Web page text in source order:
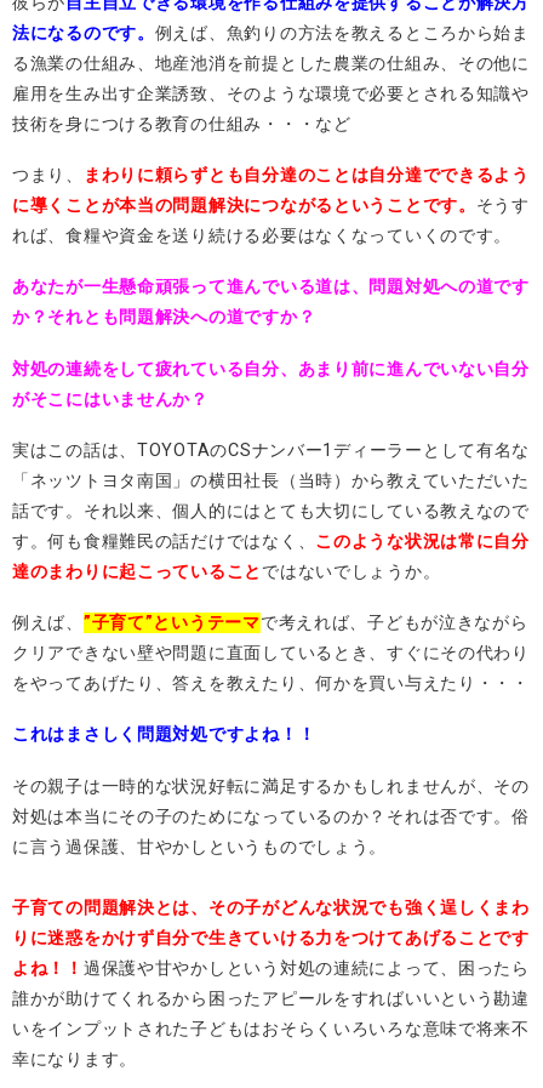
法になるのです。 例えば、魚釣りの方法を教えるところから始ま
る漁業の仕組み、地産池消を前提とした農業の仕組み、その他に
雇用を生み出す企業誘致、そのような環境で必要とされる知識や
技術を身につける教育の仕組み・・・など
つまり、
まわりに頼らずとも自分達のことは自分達でできるよう
に導くことが本当の問題解決につながるということです。 そうす
れば、食糧や資金を送り続ける必要はなくなっていくのです。
あなたが一生懸命頑張って進んでいる道は、問題対処への道です
か？それとも問題解決への道ですか？
対処の連続をして疲れている自分、あまり前に進んでいない自分
がそこにはいませんか？
実はこの話は、TOYOTAのCSナンバー1ディーラーとして有名な
「ネッツトヨタ南国」の横田社長（当時）から教えていただいた
話です。それ以来、個人的にはとても大切にしている教えなので
す。何も食糧難民の話だけではなく、 このような状況は常に自分
達のまわりに起こっていること ではないでしょうか。
例えば、 ”子育て”というテーマで考えれば、子どもが泣きながら
クリアできない壁や問題に直面しているとき、すぐにその代わり
をやってあげたり、答えを教えたり、何かを買い与えたり・・・
これはまさしく問題対処ですよね！！
その親子は一時的な状況好転に満足するかもしれませんが、その
対処は本当にその子のためになっているのか？それは否です。俗
に言う過保護、甘やかしというものでしょう。
子育ての問題解決とは、その子がどんな状況でも強く逞しくまわ
りに迷惑をかけず自分で生きていける力をつけてあげることです
よね！！ 過保護や甘やかしという対処の連続によって、困ったら
誰かが助けてくれるから困ったアピールをすればいいという勘違
いをインプットされた子どもはおそらくいろいろな意味で将来不
幸になります。